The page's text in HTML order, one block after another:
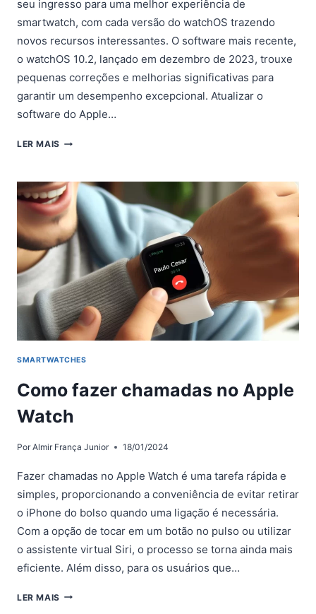
seu ingresso para uma melhor experiência de
smartwatch, com cada versão do watchOS trazendo
novos recursos interessantes. O software mais recente,
o watchOS 10.2, lançado em dezembro de 2023, trouxe
pequenas correções e melhorias significativas para
garantir um desempenho excepcional. Atualizar o
software do Apple…
LER MAISCOMO
O
APPLE
WATCH?
BAIXE
INSTALE
O
WATCHOS
10.2
SMARTWATCHES
Como fazer chamadas no Apple
Watch
Por Almir França Junior 18/01/2024
Fazer chamadas no Apple Watch é uma tarefa rápida e
simples, proporcionando a conveniência de evitar retirar
o iPhone do bolso quando uma ligação é necessária.
Com a opção de tocar em um botão no pulso ou utilizar
o assistente virtual Siri, o processo se torna ainda mais
eficiente. Além disso, para os usuários que…
LER MAISCOMO